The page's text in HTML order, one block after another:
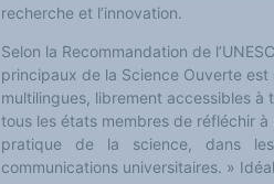
recherche et l’innovation.
Selon la Recommandation de
principaux de la Science Ouverte
multilingues, librement accessibles
tous les états membres de
pratique de la science, dans les
communications universitaires. »